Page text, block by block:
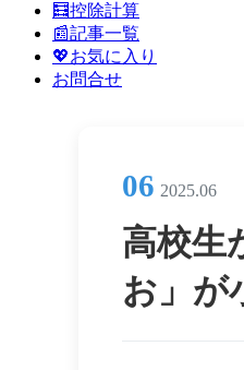
🧮控除計算
📰記事一覧
💖お気に入り
お問合せ
06 2025.06
高校生
お」が